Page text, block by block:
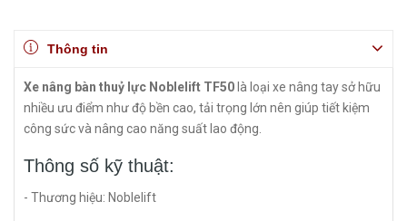
Thông tin
Xe nâng bàn thuỷ lực Noblelift TF50 là loại xe nâng tay sở hữu
nhiều ưu điểm như độ bền cao, tải trọng lớn nên giúp tiết kiệm
công sức và nâng cao năng suất lao động.
Thông số kỹ thuật:
- Thương hiệu: Noblelift